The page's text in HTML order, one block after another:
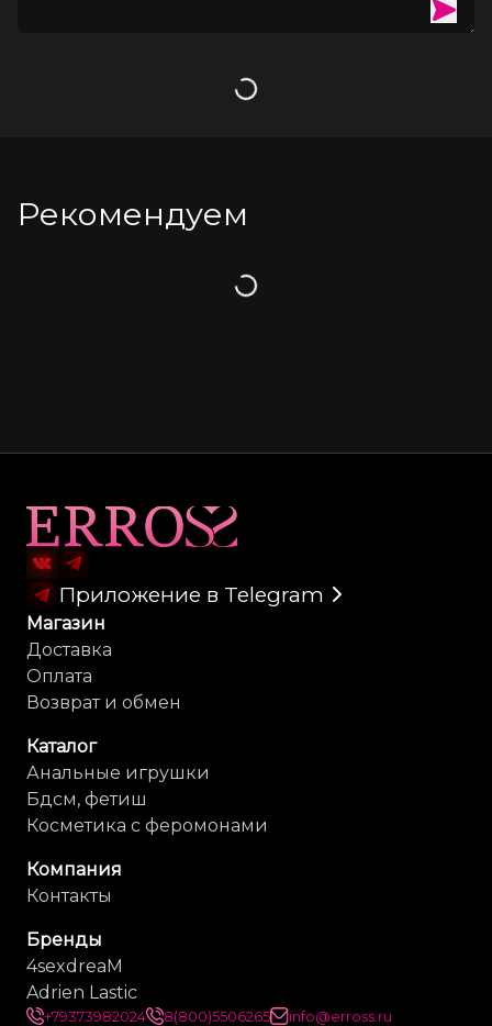
Загрузка
Рекомендуем
Загрузка
Приложение в Telegram
Магазин
Доставка
Оплата
Возврат и обмен
Каталог
Анальные игрушки
Бдсм, фетиш
Косметика с феромонами
Компания
Контакты
Бренды
4sexdreaM
Adrien Lastic
+79373982024 8(800)5506265 info@erross.ru
Карта сайта